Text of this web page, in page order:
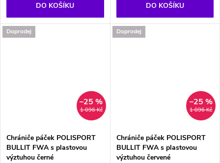
DO KOŠÍKU DO KOŠÍKU
Doprodej
1 096 Kč
–25 %
Chrániče páček POLISPORT
BULLIT FWA s plastovou
výztuhou černé
Doprodej
1 096 Kč
–25 %
Chrániče páček POLISPORT
BULLIT FWA s plastovou
výztuhou červené